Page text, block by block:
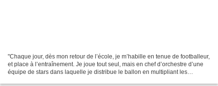
"Chaque jour, dès mon retour de l’école, je m’habille en tenue de footballeur,
et place à l’entraînement. Je joue tout seul, mais en chef d’orchestre d’une
équipe de stars dans laquelle je distribue le ballon en multipliant les